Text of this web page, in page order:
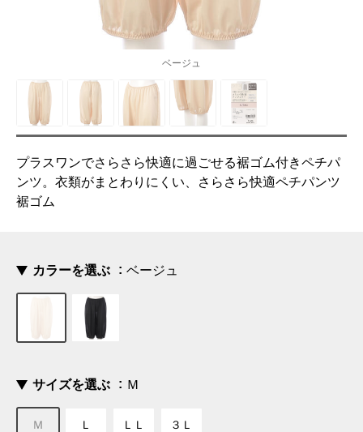
ベージュ
プラスワンでさらさら快適に過ごせる裾ゴム付きペチパ
ンツ。衣類がまとわりにくい、さらさら快適ペチパンツ
裾ゴム
カラーを選ぶ ベージュ
サイズを選ぶ Ｍ
Ｍ Ｌ ＬＬ ３Ｌ